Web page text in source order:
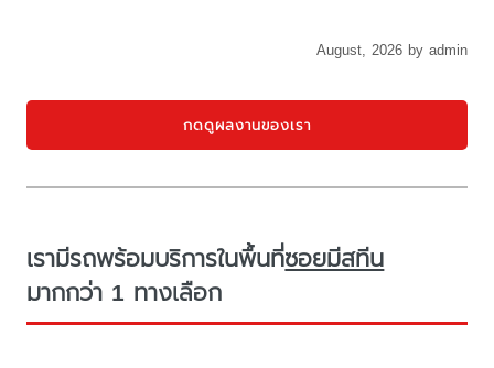
August, 2026 by admin
กดดูผลงานของเรา
เรามีรถพร้อมบริการในพื้นที่ซอยมีสทีน
มากกว่า 1 ทางเลือก